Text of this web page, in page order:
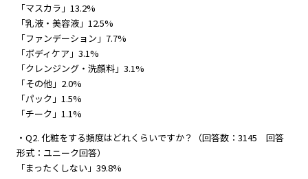
「マスカラ」13.2%
「乳液・美容液」12.5%
「ファンデーション」7.7%
「ボディケア」3.1%
「クレンジング・洗顔料」3.1%
「その他」2.0%
「パック」1.5%
「チーク」1.1%
・Q2. 化粧をする頻度はどれくらいですか？（回答数：3145 回答
形式：ユニーク回答）
「まったくしない」39.8%